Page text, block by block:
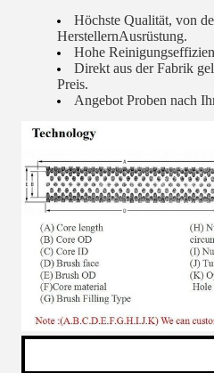
Höchste Qualität, von
HerstellernAusrüstung.
Hohe
Direkt aus der Fabrik
Preis.
Angebot Proben nach